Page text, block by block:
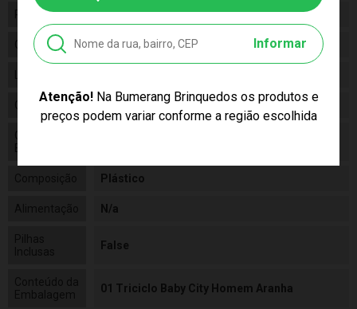
Informar
Atenção!Na Bumerang Brinquedos os produtos e
preços podem variar conforme a região escolhida
Personagem Homem Aranha
Categoria N/a
Código 3148
Plástico
N/a
False
01 Triciclo Baby City Homem Aranha